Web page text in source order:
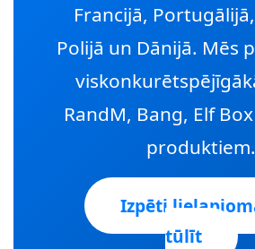
Francijā,
Polijā un Dānijā. Mēs
RandM, Bang, Elf
produktiem.
Izpēti
tūlīt